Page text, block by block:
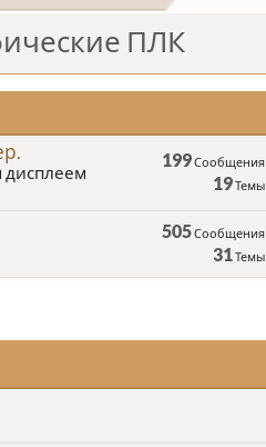
ПЛК
дисплеем
199Сообщения
19Темы
505Сообщения
31Темы